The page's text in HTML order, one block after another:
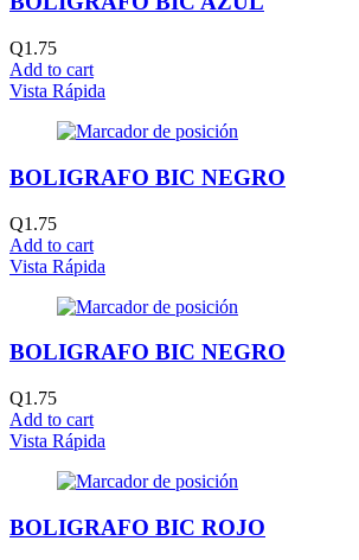
Q1.75
Add to cart
Vista Rápida
BOLIGRAFO BIC NEGRO
Q1.75
Add to cart
Vista Rápida
BOLIGRAFO BIC NEGRO
Q1.75
Add to cart
Vista Rápida
BOLIGRAFO BIC ROJO